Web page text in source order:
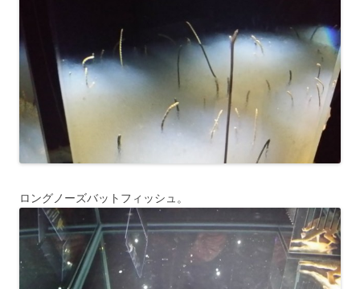
ロングノーズバットフィッシュ。